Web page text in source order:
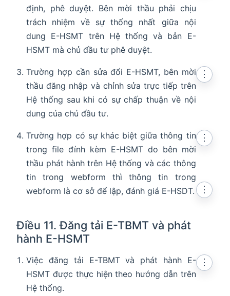
định, phê duyệt. Bên mời thầu phải chịu
trách nhiệm về sự thống nhất giữa nội
dung E-HSMT trên Hệ thống và bản E-
HSMT mà chủ đầu tư phê duyệt.
Trường hợp cần sửa đổi E-HSMT, bên mời
thầu đăng nhập và chỉnh sửa trực tiếp trên
Hệ thống sau khi có sự chấp thuận về nội
dung của chủ đầu tư.
⋮
Trường hợp có sự khác biệt giữa thông tin
trong file đính kèm E-HSMT do bên mời
thầu phát hành trên Hệ thống và các thông
tin trong webform thì thông tin trong
webform là cơ sở để lập, đánh giá E-HSDT.
⋮
Điều 11. Đăng tải E-TBMT và phát
hành E-HSMT
⋮
Việc đăng tải E-TBMT và phát hành E-
HSMT được thực hiện theo hướng dẫn trên
Hệ thống.
⋮